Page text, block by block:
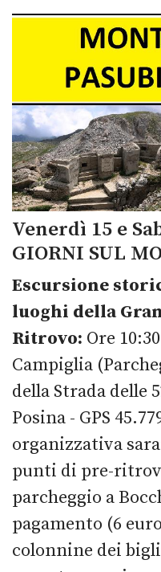
Venerdì 15 e
GIORNI SUL
Escursione
luoghi della
Ritrovo: Ore
Campiglia
della Strada delle
Posina - GPS
organizzativa
punti di pre-
parcheggio a
pagamento (6
colonnine dei